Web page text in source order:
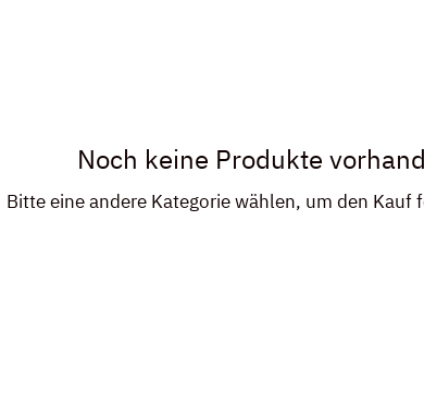
Noch keine Produkte
Bitte eine andere Kategorie wählen, um den Kauf